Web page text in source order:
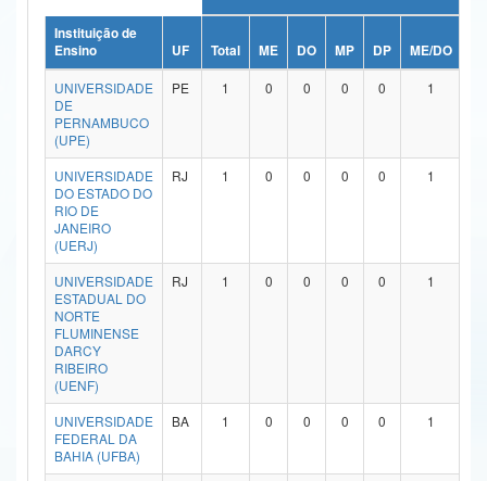
Ministério da Ciência, Tecnologia, Inovações e Comunicações
Ministério do Meio Ambiente
Ministério do Turismo
Ministério do Desenvolvimento Regional
Controladoria-Geral da União
Ministério da Mulher, da Família e dos Direitos Humanos
Secretaria-Geral
Secretaria de Governo
Gabinete de Segurança Institucional
Advocacia-Geral da União
Banco Central do Brasil
Instituição de
Ensino
UF Total ME DO MP DP ME/DO
UNIVERSIDADE
DE
PERNAMBUCO
(UPE)
PE 1 0 0 0 0 1
UNIVERSIDADE
DO ESTADO DO
RIO DE
JANEIRO
(UERJ)
RJ 1 0 0 0 0 1
UNIVERSIDADE
ESTADUAL DO
NORTE
FLUMINENSE
DARCY
RIBEIRO
(UENF)
RJ 1 0 0 0 0 1
UNIVERSIDADE
FEDERAL DA
BAHIA (UFBA)
BA 1 0 0 0 0 1